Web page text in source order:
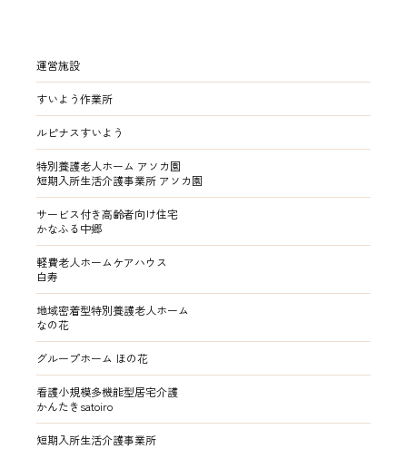
運営施設
すいよう作業所
ルピナスすいよう
特別養護老人ホーム アソカ園
短期入所生活介護事業所 アソカ園
サービス付き高齢者向け住宅
かなふる中郷
軽費老人ホームケアハウス
白寿
地域密着型特別養護老人ホーム
なの花
グループホーム ほの花
看護小規模多機能型居宅介護
かんたきsatoiro
短期入所生活介護事業所